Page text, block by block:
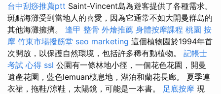
台中刮痧推薦ptt Saint-Vincent島為遊客提供了各種需求。
斑點海灘受到當地人的喜愛，因為它通常不如大開曼群島的
其他海灘擁擠。 逢甲 整骨 外燴推薦 身體按摩課程 桃園 按
摩 竹東市場撥筋堂 seo marketing 這個植物園於1994年首
次開放，以保護自然環境，包括許多稀有動植物。 記帳士
考試 心得 ssl 公園有一條林地小徑，一個花色花園，開曼
遺產花園，藍色lemuan棲息地，湖泊和蘭花長廊。 夏季連
衣裙，拖鞋/涼鞋，太陽鏡，可能是一本書。 足底按摩 現